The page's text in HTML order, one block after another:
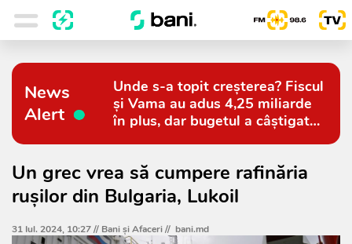
News
Alert
Unde s-a topit creșterea? Fiscul
și Vama au adus 4,25 miliarde
în plus, dar bugetul a câștigat
Un grec vrea să cumpere rafinăria
rușilor din Bulgaria, Lukoil
31 Iul. 2024, 10:27 // Bani și Afaceri// bani.md